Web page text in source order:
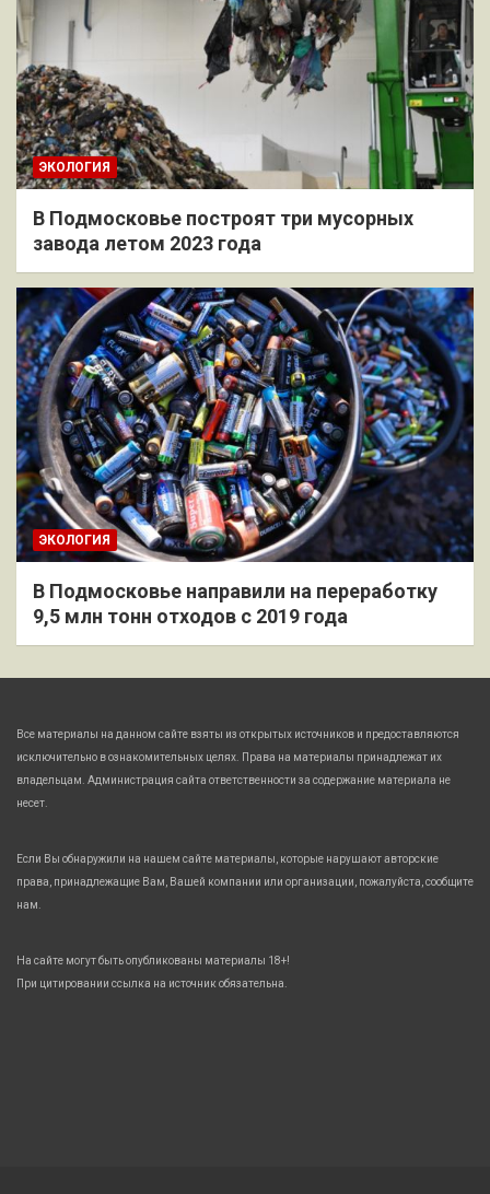
ЭКОЛОГИЯ
В Подмосковье построят три мусорных
завода летом 2023 года
ЭКОЛОГИЯ
В Подмосковье направили на переработку
9,5 млн тонн отходов с 2019 года
Все материалы на данном сайте взяты из открытых источников и предоставляются
исключительно в ознакомительных целях. Права на материалы принадлежат их
владельцам. Администрация сайта ответственности за содержание материала не
несет.
Если Вы обнаружили на нашем сайте материалы, которые нарушают авторские
права, принадлежащие Вам, Вашей компании или организации, пожалуйста, сообщите
нам.
На сайте могут быть опубликованы материалы 18+!
При цитировании ссылка на источник обязательна.